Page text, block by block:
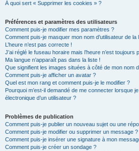
À quoi sert « Supprimer les cookies » ?
Préférences et paramètres des utilisateurs
Comment puis-je modifier mes paramètres ?
Comment puis-je masquer mon nom d’utilisateur de
L’heure n’est pas correcte !
J’ai réglé le fuseau horaire mais l’heure n’est toujours
Ma langue n’apparaît pas dans la liste !
Que signifient les images situées à côté de mon nom
Comment puis-je afficher un avatar ?
Quel est mon rang et comment puis-je le modifier ?
Pourquoi m’est-il demandé de me connecter lorsque
électronique d’un utilisateur ?
Problèmes de publication
Comment puis-je publier un nouveau sujet ou une
Comment puis-je modifier ou supprimer un message ?
Comment puis-je insérer une signature à mon
Comment puis-je créer un sondage ?